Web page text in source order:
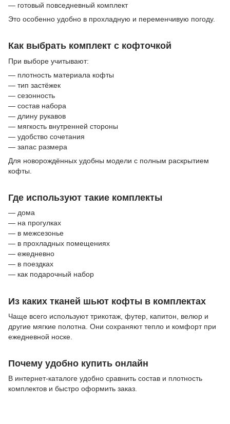
— готовый повседневный комплект
Это особенно удобно в прохладную и переменчивую погоду.
Как выбрать комплект с кофточкой
При выборе учитывают:
— плотность материала кофты
— тип застёжек
— сезонность
— состав набора
— длину рукавов
— мягкость внутренней стороны
— удобство сочетания
— запас размера
Для новорождённых удобны модели с полным раскрытием
кофты.
Где используют такие комплекты
— дома
— на прогулках
— в межсезонье
— в прохладных помещениях
— ежедневно
— в поездках
— как подарочный набор
Из каких тканей шьют кофты в комплектах
Чаще всего используют трикотаж, футер, капитон, велюр и
другие мягкие полотна. Они сохраняют тепло и комфорт при
ежедневной носке.
Почему удобно купить онлайн
В интернет-каталоге удобно сравнить состав и плотность
комплектов и быстро оформить заказ.